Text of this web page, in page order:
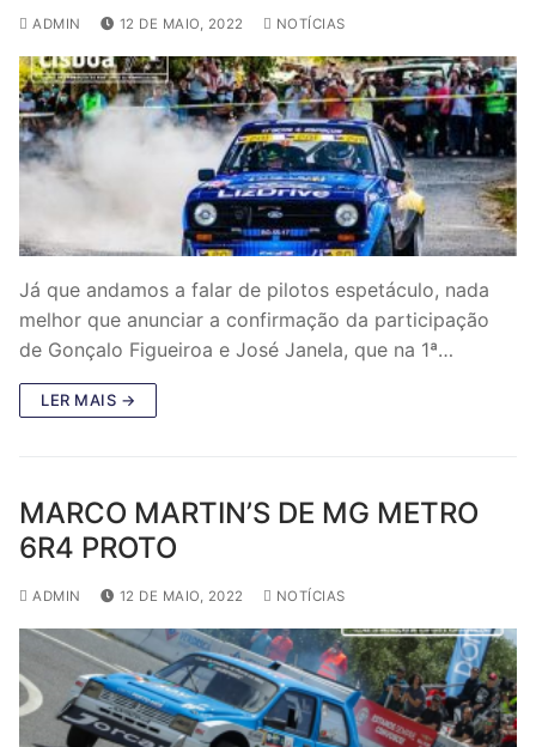
ADMIN 12 DE MAIO, 2022 NOTÍCIAS
Já que andamos a falar de pilotos espetáculo, nada
melhor que anunciar a confirmação da participação
de Gonçalo Figueiroa e José Janela, que na 1ª…
LER MAIS →
MARCO MARTIN’S DE MG METRO
6R4 PROTO
ADMIN 12 DE MAIO, 2022 NOTÍCIAS